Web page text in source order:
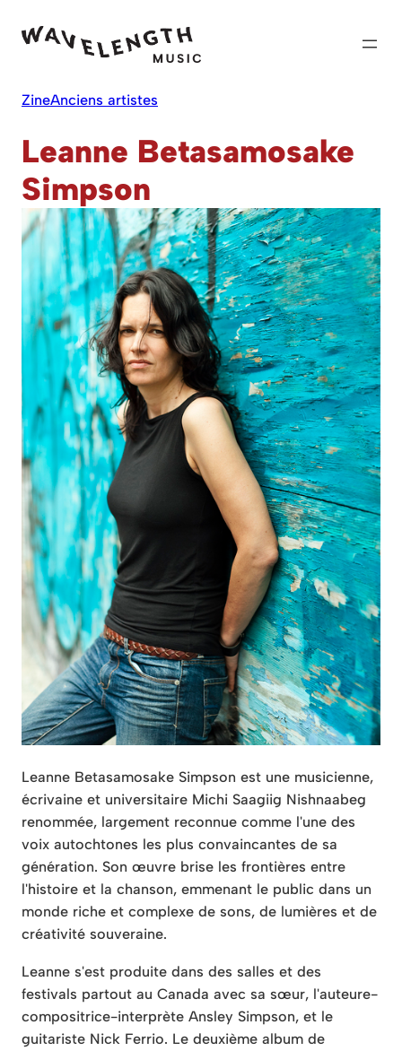
ZineAnciens artistes
Leanne Betasamosake
Simpson
Leanne Betasamosake Simpson est une musicienne,
écrivaine et universitaire Michi Saagiig Nishnaabeg
renommée, largement reconnue comme l'une des
voix autochtones les plus convaincantes de sa
génération. Son œuvre brise les frontières entre
l'histoire et la chanson, emmenant le public dans un
monde riche et complexe de sons, de lumières et de
créativité souveraine.
Leanne s'est produite dans des salles et des
festivals partout au Canada avec sa sœur, l'auteure-
compositrice-interprète Ansley Simpson, et le
guitariste Nick Ferrio. Le deuxième album de